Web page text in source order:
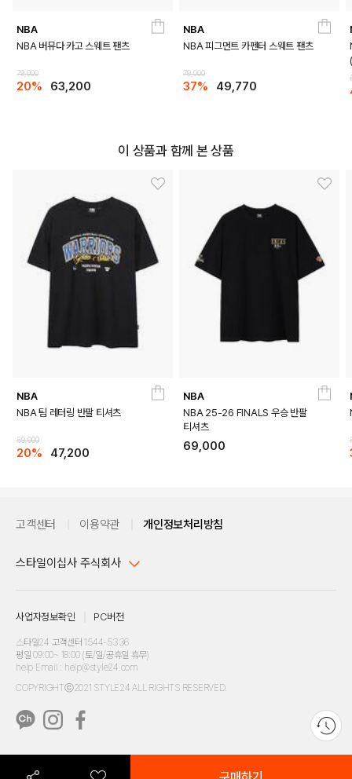
NBA
NBA 버뮤다 카고 스웨트 팬츠
79,000
20% 63,200
NBA
NBA 피그먼트 카펜터 스웨트 팬츠
79,000
37% 49,770
이 상품과 함께 본 상품
NBA
NBA 팀 레터링 반팔 티셔츠
59,000
20% 47,200
NBA
NBA 25-26 FINALS 우승 반팔
티셔츠
69,000
고객센터 이용약관 개인정보처리방침
스타일이십사 주식회사
주소 : 서울시 강남구 논현로 633, 6층 (논현동, 한세엠케이빌딩)
사업자등록번호 : 116-81-32499
통신판매업신고번호 : 제 2024-서울강남-04239
개인정보보호책임자 : 배기영
고객센터 1544-5336(평일 09:00~ 18:00 토/일/공휴일 휴무)
사업자정보확인 PC버전
스타일24 고객센터 1544-5336
평일 09:00~ 18:00 (토/일/공휴일 휴무)
help Email : help@style24.com
COPYRIGHTⓒ2021 STYLE24 ALL RIGHTS RESERVED.